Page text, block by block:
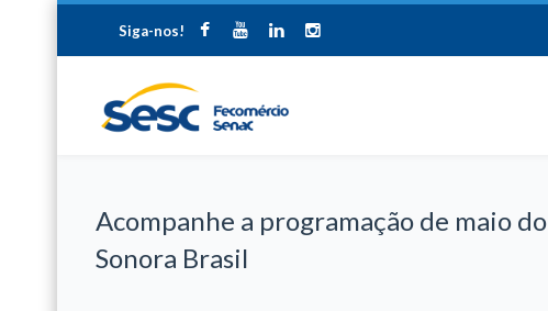
Siga-nos!
Acompanhe a programação de maio do
Sonora Brasil